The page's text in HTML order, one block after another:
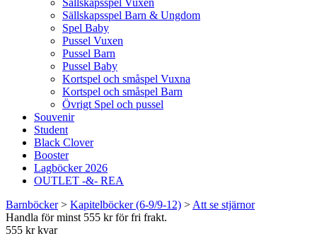
Sällskapsspel Vuxen
Sällskapsspel Barn & Ungdom
Spel Baby
Pussel Vuxen
Pussel Barn
Pussel Baby
Kortspel och småspel Vuxna
Kortspel och småspel Barn
Övrigt Spel och pussel
Souvenir
Student
Black Clover
Booster
Lagböcker 2026
OUTLET -&- REA
Barnböcker> Kapitelböcker (6-9/9-12) > Att se stjärnor
Handla för minst 555 kr för fri frakt.
555 kr kvar